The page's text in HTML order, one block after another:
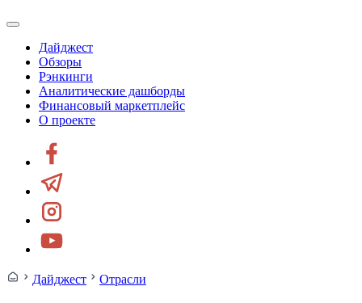
Дайджест
Обзоры
Рэнкинги
Аналитические дашборды
Финансовый маркетплейс
О проекте
Дайджест Отрасли